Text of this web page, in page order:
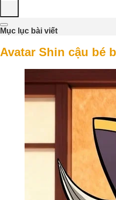
Mục lục bài viết
Avatar Shin cậu bé